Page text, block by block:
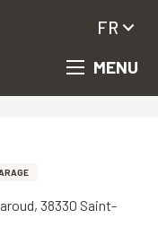
MENU
FR
38330 Saint-